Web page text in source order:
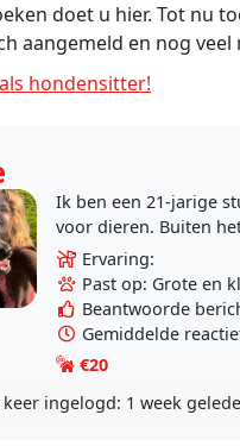
doet u hier. Tot nu
aangemeld en nog
hondensitter!
Ik ben een 21-jarige
voor dieren. Buiten
Groenendaelers en
hebben, heb..
Ervaring:
Past op: Grote en
Beantwoorde
Gemiddelde
€20
keer ingelogd: 1 week